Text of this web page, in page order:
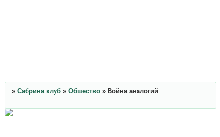
» Сабрина клуб » Общество » Война аналогий